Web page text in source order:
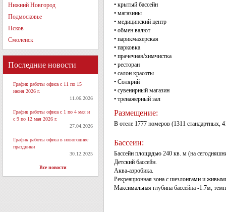
Нижний Новгород
Подмосковье
Псков
Смоленск
Последние новости
График работы офиса с 11 по 15
июня 2026 г.
11.06.2026
График работы офиса с 1 по 4 мая и
с 9 по 12 мая 2026 г.
27.04.2026
График работы офиса в новогодние
праздники
30.12.2025
Все новости
• крытый бассейн
• магазины
• медицинский центр
• обмен валют
• парикмахерская
• парковка
• прачечная/химчистка
• ресторан
• салон красоты
• Солярий
• сувенирный магазин
• тренажерный зал
Размещение:
В отеле 1777 номеров (1311 стандартных,
Бассеин:
Бассейн площадью 240 кв. м (на
Детский бассейн.
Аква-аэробика.
Рекреационная зона с шезлонгами и
Максимальная глубина бассейна -1.7м,